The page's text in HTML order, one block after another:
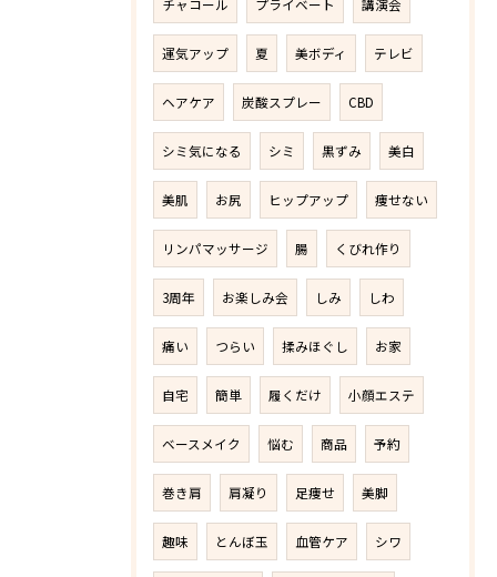
チャコール プライベート 講演会
運気アップ 夏 美ボディ テレビ
ヘアケア 炭酸スプレー CBD
シミ気になる シミ 黒ずみ 美白
美肌 お尻 ヒップアップ 痩せない
リンパマッサージ 腸 くびれ作り
3周年 お楽しみ会 しみ しわ
痛い つらい 揉みほぐし お家
自宅 簡単 履くだけ 小顔エステ
ベースメイク 悩む 商品 予約
巻き肩 肩凝り 足痩せ 美脚
趣味 とんぼ玉 血管ケア シワ